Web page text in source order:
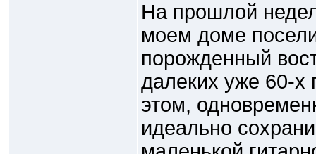
На прошлой
моем доме
порожденный
далеких уже 60-х
этом,
идеально